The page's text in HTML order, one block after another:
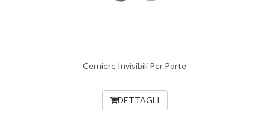
Cerniere Invisibili Per Porte
DETTAGLI